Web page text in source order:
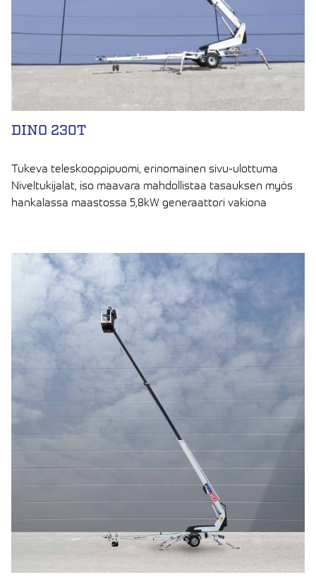
DINO 230T
Tukeva teleskooppipuomi, erinomainen sivu-ulottuma
Niveltukijalat, iso maavara mahdollistaa tasauksen myös
hankalassa maastossa 5,8kW generaattori vakiona